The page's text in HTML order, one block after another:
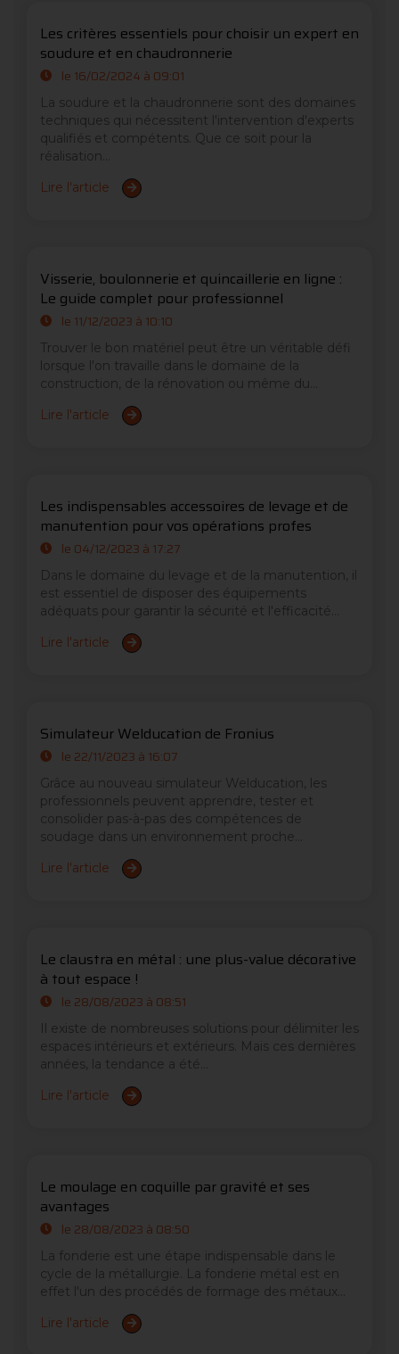
Les critères essentiels pour choisir un expert en
soudure et en chaudronnerie
le 16/02/2024 à 09:01
La soudure et la chaudronnerie sont des domaines
techniques qui nécessitent l'intervention d'experts
qualifiés et compétents. Que ce soit pour la
réalisation...
Lire l'article
Visserie, boulonnerie et quincaillerie en ligne :
Le guide complet pour professionnel
le 11/12/2023 à 10:10
Trouver le bon matériel peut être un véritable défi
lorsque l'on travaille dans le domaine de la
construction, de la rénovation ou même du...
Lire l'article
Les indispensables accessoires de levage et de
manutention pour vos opérations profes
le 04/12/2023 à 17:27
Dans le domaine du levage et de la manutention, il
est essentiel de disposer des équipements
adéquats pour garantir la sécurité et l'efficacité...
Lire l'article
Simulateur Welducation de Fronius
le 22/11/2023 à 16:07
Grâce au nouveau simulateur Welducation, les
professionnels peuvent apprendre, tester et
consolider pas-à-pas des compétences de
soudage dans un environnement proche...
Lire l'article
Le claustra en métal : une plus-value décorative
à tout espace !
le 28/08/2023 à 08:51
Il existe de nombreuses solutions pour délimiter les
espaces intérieurs et extérieurs. Mais ces dernières
années, la tendance a été...
Lire l'article
Le moulage en coquille par gravité et ses
avantages
le 28/08/2023 à 08:50
La fonderie est une étape indispensable dans le
cycle de la métallurgie. La fonderie métal est en
effet l'un des procédés de formage des métaux...
Lire l'article